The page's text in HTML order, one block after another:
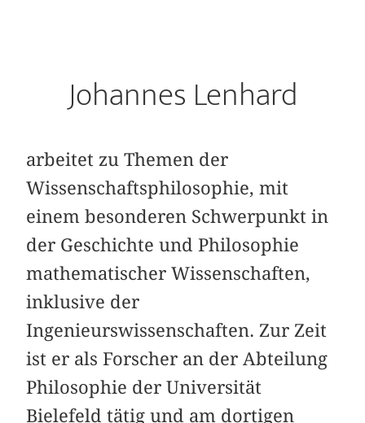
Johannes Lenhard
arbeitet zu Themen der
Wissenschaftsphilosophie, mit
einem besonderen Schwerpunkt in
der Geschichte und Philosophie
mathematischer Wissenschaften,
inklusive der
Ingenieurswissenschaften. Zur Zeit
ist er als Forscher an der Abteilung
Philosophie der Universität
Bielefeld tätig und am dortigen